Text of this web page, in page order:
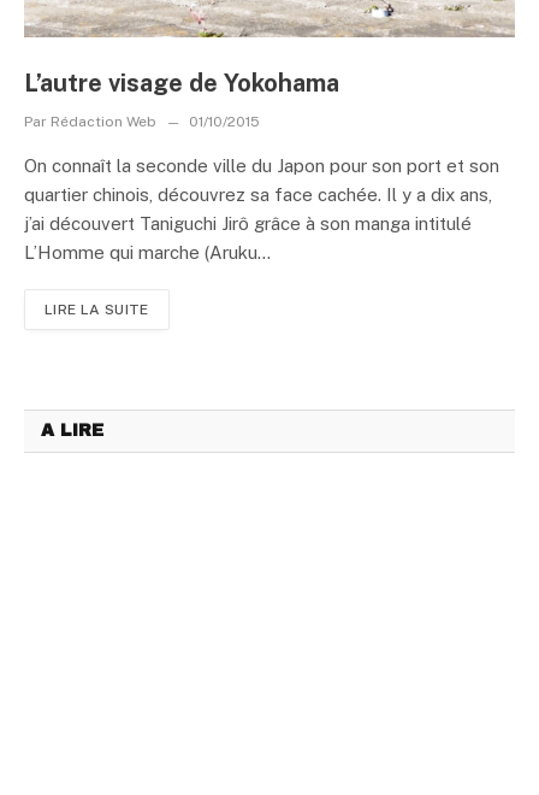
L’autre visage de Yokohama
Par Rédaction Web 01/10/2015
On connaît la seconde ville du Japon pour son port et son
quartier chinois, découvrez sa face cachée. Il y a dix ans,
j’ai découvert Taniguchi Jirô grâce à son manga intitulé
L’Homme qui marche (Aruku...
LIRE LA SUITE
A LIRE